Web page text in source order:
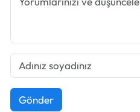
Gönder